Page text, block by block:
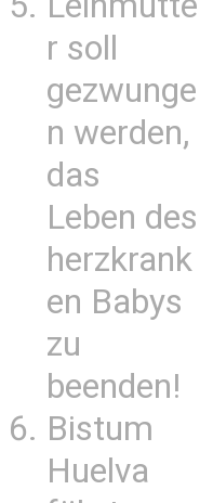
r soll
gezwunge
n werden,
das
Leben des
herzkrank
en Babys
zu
beenden!
Bistum
Huelva